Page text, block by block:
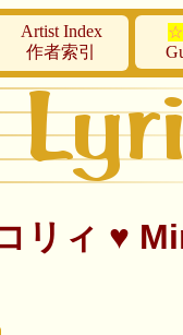
Artist Index
作者索引
リィ ♥